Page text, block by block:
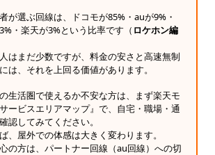
が選ぶ回線は、ドコモが85%・auが9%・
・楽天が3%という比率です（ ロケホン編
はまだ少数ですが、料金の安さと高速無制
は、それを上回る価値があります。
生活圏で使えるか不安な方は、まず楽天モ
ービスエリアマップ』で、自宅・職場・通
認してみてください。
、屋外での体感は大きく変わります。
の方は、パートナー回線（au回線）への切